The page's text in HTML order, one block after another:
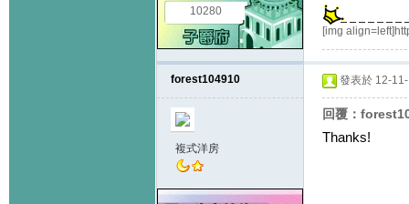
10280
[img
forest104910
複式洋房
發表於 12-
回覆：
Thanks!